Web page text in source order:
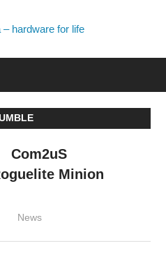
Media
–
life
Com2uS
Minion
News